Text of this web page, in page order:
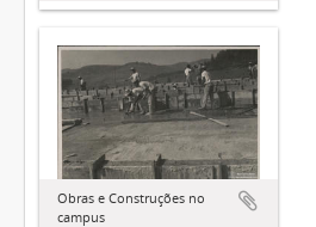
Obras e Construções no
campus